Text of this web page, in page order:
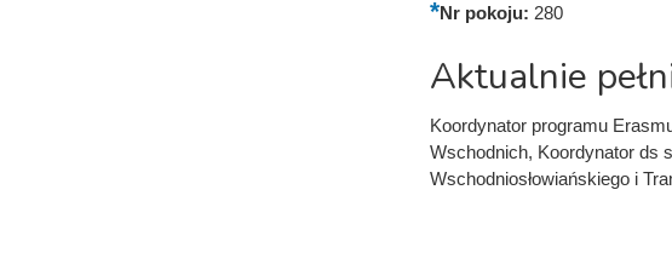
Nr pokoju: 280
Aktualnie
Koordynator programu
Wschodnich, Koordynator ds
Wschodniosłowiańskiego i